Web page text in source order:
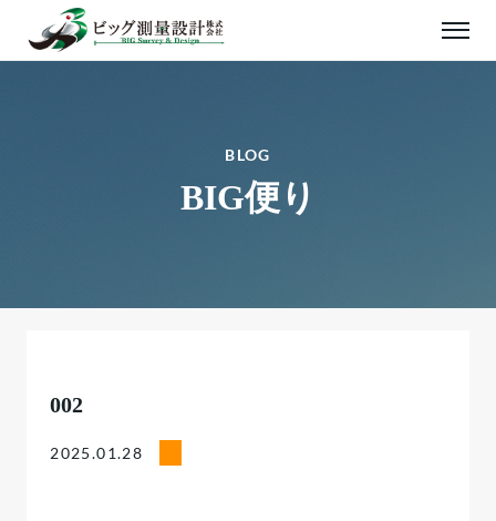
BLOG
BIG便り
002
2025.01.28